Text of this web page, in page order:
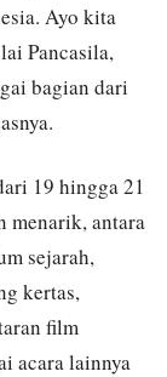
Ayo kita
Pancasila,
bagian dari
19 hingga 21
menarik, antara
sejarah,
kertas,
film
acara lainnya